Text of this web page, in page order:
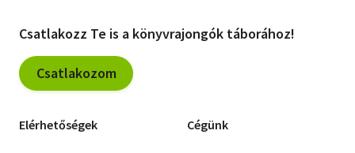
Csatlakozz Te is a könyvrajongók táborához!
Csatlakozom
Elérhetőségek Cégünk